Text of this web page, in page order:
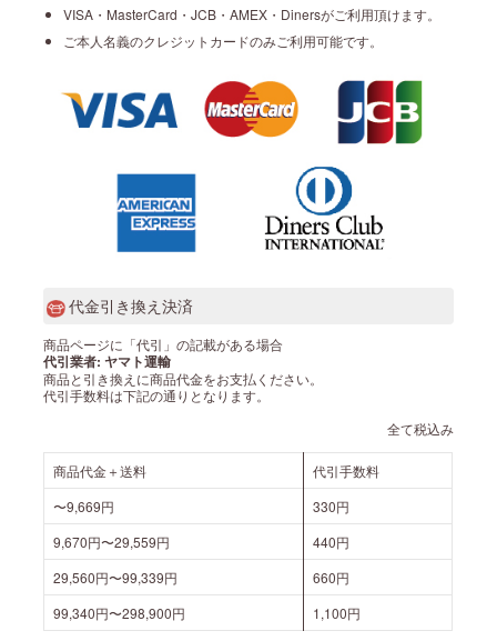
VISA・MasterCard・JCB・AMEX・Dinersがご利用頂けます。
ご本人名義のクレジットカードのみご利用可能です。
代金引き換え決済
商品ページに「代引」の記載がある場合
代引業者: ヤマト運輸
商品と引き換えに商品代金をお支払ください。
代引手数料は下記の通りとなります。
全て税込み
商品代金＋送料
代引手数料
〜9,669円
330円
9,670円〜29,559円
440円
29,560円〜99,339円
660円
99,340円〜298,900円
1,100円